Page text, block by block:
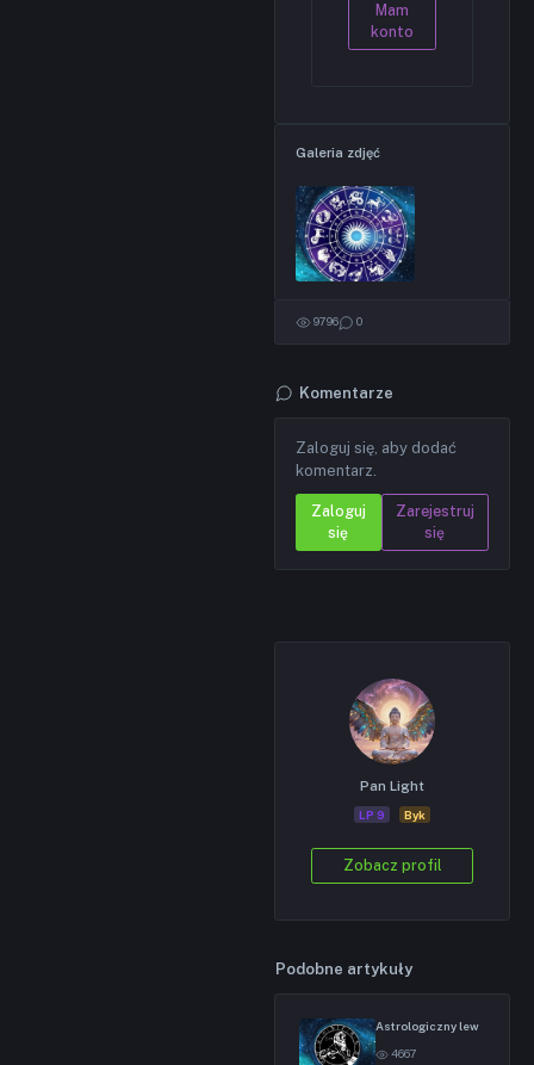
Mam
konto
Galeria zdjęć
9796 0
Komentarze
Zaloguj się, aby dodać
komentarz.
Zaloguj
się
Zarejestruj
się
Pan Light
LP 9 Byk
Zobacz profil
Podobne artykuły
Astrologiczny lew
4667